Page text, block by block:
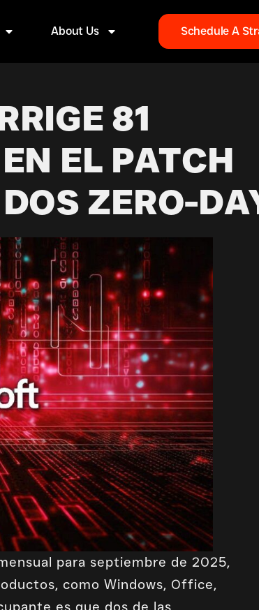
About Us Schedule A
81
EL PATCH
ZERO-
para septiembre de 2025,
como Windows, Office,